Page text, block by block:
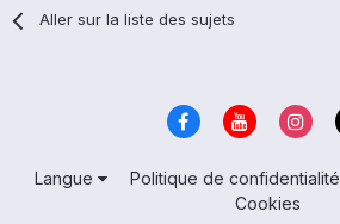
Aller sur la liste des sujets
Langue Politique de confidentialité
Cookies